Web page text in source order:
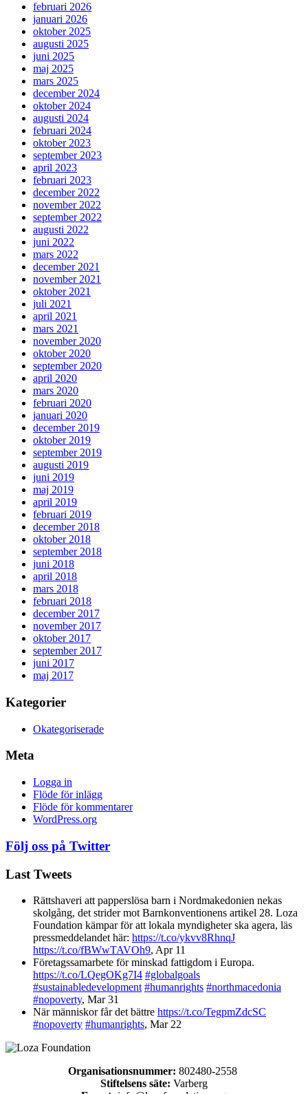
februari 2026
januari 2026
oktober 2025
augusti 2025
juni 2025
maj 2025
mars 2025
december 2024
oktober 2024
augusti 2024
februari 2024
oktober 2023
september 2023
april 2023
februari 2023
december 2022
november 2022
september 2022
augusti 2022
juni 2022
mars 2022
december 2021
november 2021
oktober 2021
juli 2021
april 2021
mars 2021
november 2020
oktober 2020
september 2020
april 2020
mars 2020
februari 2020
januari 2020
december 2019
oktober 2019
september 2019
augusti 2019
juni 2019
maj 2019
april 2019
februari 2019
december 2018
oktober 2018
september 2018
juni 2018
april 2018
mars 2018
februari 2018
december 2017
november 2017
oktober 2017
september 2017
juni 2017
maj 2017
Kategorier
Okategoriserade
Meta
Logga in
Flöde för inlägg
Flöde för kommentarer
WordPress.org
Följ oss på Twitter
Last Tweets
Rättshaveri att papperslösa barn i Nordmakedonien nekas
skolgång, det strider mot Barnkonventionens artikel 28. Loza
Foundation kämpar för att lokala myndigheter ska agera, läs
pressmeddelandet här: https://t.co/ykvv8RhnqJ
https://t.co/fBWwTAVOh9, Apr 11
Företagssamarbete för minskad fattigdom i Europa.
https://t.co/LQegOKg7I4 #globalgoals
#sustainabledevelopment #humanrights #northmacedonia
#nopoverty, Mar 31
När människor får det bättre https://t.co/TegpmZdcSC
#nopoverty #humanrights, Mar 22
Organisationsnummer: 802480-2558
Stiftelsens säte: Varberg